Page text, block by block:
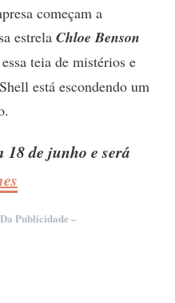
começam a
estrela Chloe Benson
teia de mistérios e
está escondendo um
18 de junho e será
Publicidade –